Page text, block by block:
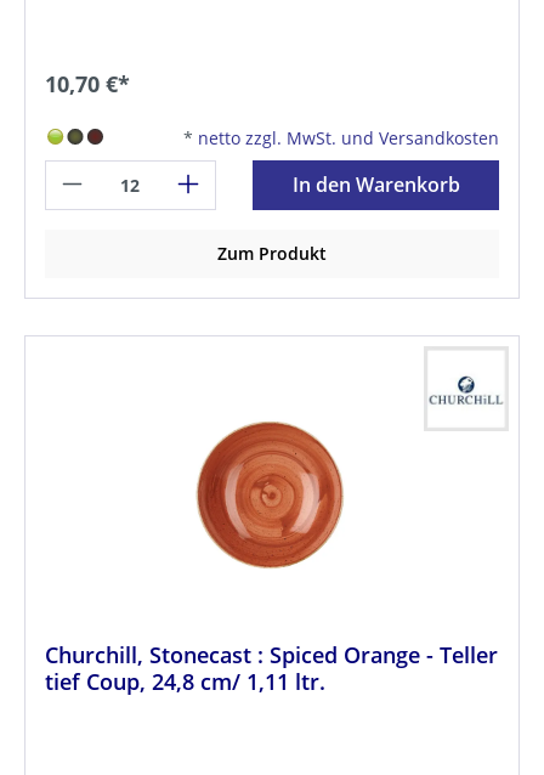
10,70 €*
* netto zzgl. MwSt. und Versandkosten
In den Warenkorb
Zum Produkt
Churchill, Stonecast : Spiced Orange - Teller
tief Coup, 24,8 cm/ 1,11 ltr.